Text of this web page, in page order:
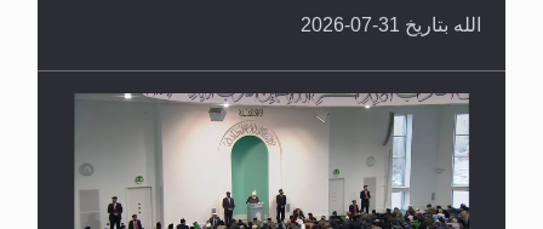
الله بتاريخ 31-07-2026